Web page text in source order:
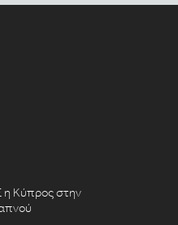
Κύπρος στην